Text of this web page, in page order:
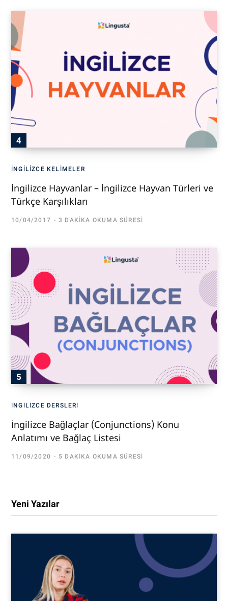
İNGILIZCE KELIMELER
İngilizce Hayvanlar – İngilizce Hayvan Türleri ve
Türkçe Karşılıkları
10/04/2017 3 DAKIKA OKUMA SÜRESI
İNGILIZCE DERSLERI
İngilizce Bağlaçlar (Conjunctions) Konu
Anlatımı ve Bağlaç Listesi
11/09/2020 5 DAKIKA OKUMA SÜRESI
Yeni Yazılar